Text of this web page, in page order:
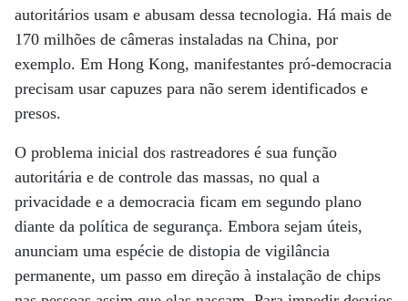
autoritários usam e abusam dessa tecnologia. Há mais de
170 milhões de câmeras instaladas na China, por
exemplo. Em Hong Kong, manifestantes pró-democracia
precisam usar capuzes para não serem identificados e
presos.
O problema inicial dos rastreadores é sua função
autoritária e de controle das massas, no qual a
privacidade e a democracia ficam em segundo plano
diante da política de segurança. Embora sejam úteis,
anunciam uma espécie de distopia de vigilância
permanente, um passo em direção à instalação de chips